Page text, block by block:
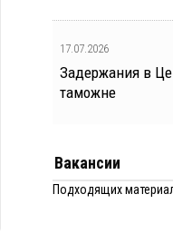
17.07.2026
Задержания в
таможне
Вакансии
Подходящих